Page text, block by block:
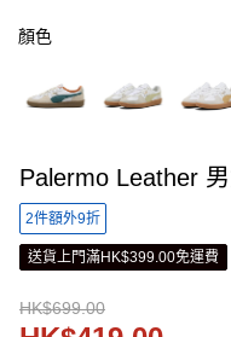
顏色
Palermo Leather
2件額外9折
送貨上門滿HK$399.00免運費
HK$699.00